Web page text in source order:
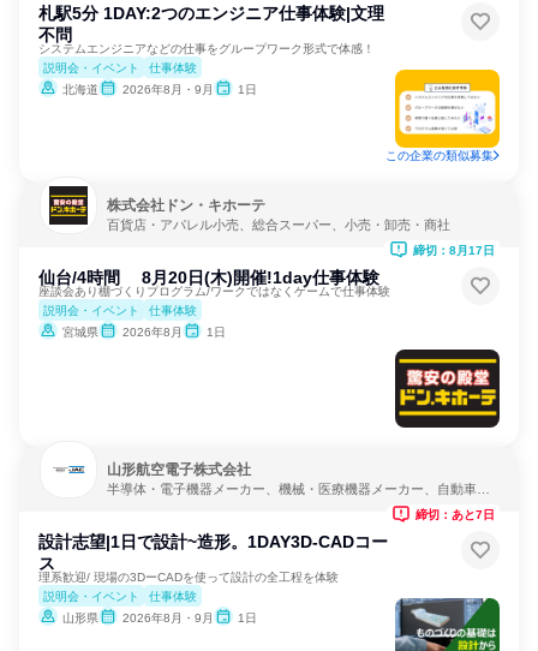
札駅5分 1DAY:2つのエンジニア仕事体験|文理
不問
システムエンジニアなどの仕事をグループワーク形式で体感！
説明会・イベント
仕事体験
北海道
2026年8月・9月 1日
この企業の類似募集
株式会社ドン・キホーテ
百貨店・アパレル小売、総合スーパー、小売・卸売・商社
仙台/4時間 8月20日(木)開催!1day仕事体験
座談会あり棚づくりプログラム/ワークではなくゲームで仕事体験
説明会・イベント
仕事体験
宮城県
2026年8月 1日
締切：8月17日
山形航空電子株式会社
半導体・電子機器メーカー、機械・医療機器メーカー、自動車・
設計志望|1日で設計~造形。1DAY3D-CADコー
ス
理系歓迎/ 現場の3DーCADを使って設計の全工程を体験
説明会・イベント
仕事体験
山形県
2026年8月・9月 1日
締切：あと7日